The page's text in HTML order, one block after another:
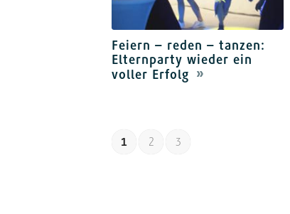
Feiern – reden – tanzen:
Elternparty wieder ein
voller Erfolg
1 2 3